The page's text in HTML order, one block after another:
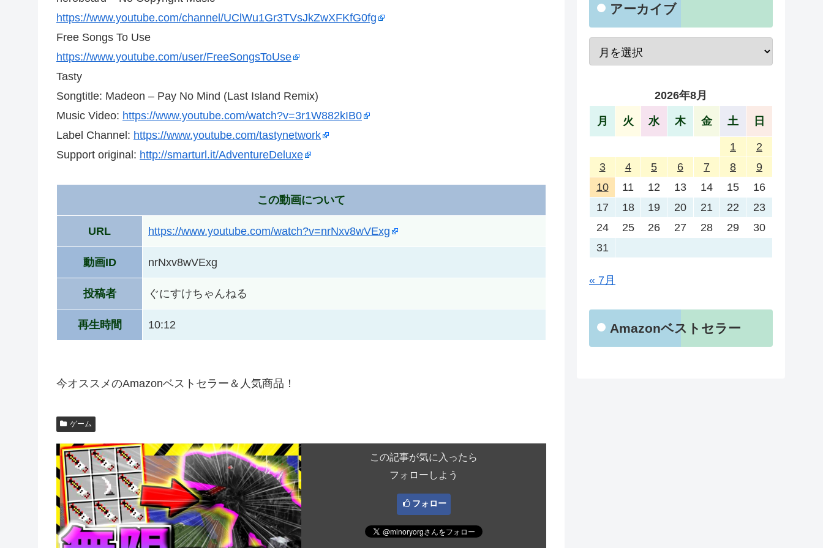
https://www.youtube.com/channel/UClWu1Gr3TVsJkZwXFKfG0fg
Free Songs To Use
https://www.youtube.com/user/FreeSongsToUse
Tasty
Songtitle: Madeon – Pay No Mind (Last Island Remix)
Music Video: https://www.youtube.com/watch?v=3r1W882kIB0
Label Channel: https://www.youtube.com/tastynetwork
Support original: http://smarturl.it/AdventureDeluxe
この動画について
URL https://www.youtube.com/watch?v=nrNxv8wVExg
動画ID nrNxv8wVExg
投稿者 ぐにすけちゃんねる
再生時間 10:12
今オススメのAmazonベストセラー＆人気商品！
ゲーム
この記事が気に入ったら
フォローしよう
フォロー
アーカイブ
2026年8月
月 火 水 木 金 土 日
1
2
3
4 5 6 7 8
9
10
11 12 13 14 15
16
17
18 19 20 21 22
23
24
25 26 27 28 29
30
31
« 7月
Amazonベストセラー